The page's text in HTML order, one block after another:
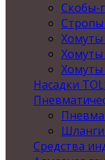
Скобы-
Стропы
Хомуты
Хомуты
Насадки
Средства